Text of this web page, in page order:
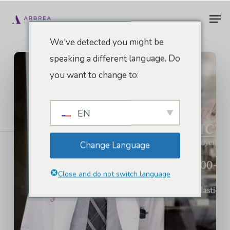
para
conteúdo
We've detected you might be
speaking a different language. Do
you want to change to:
EN
Change Language
Close and do not switch language